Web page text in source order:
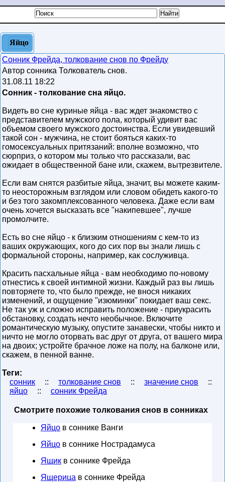
Яйцо
Сонник Фрейда, толкование снов по Фрейду
Автор сонника Толкователь снов.
31.08.11 18:22
Сонник - толкование сна яйцо.
Видеть во сне куриные яйца - вас ждет знакомство с
представителем мужского пола, который удивит вас
объемом своего мужского достоинства. Если увидевший
такой сон - мужчина, не стоит бояться каких-то
гомосексуальных притязаний: вполне возможно, что
сюрприз, о котором мы только что рассказали, вас
ожидает в общественной бане или, скажем, вытрезвителе.
Если вам снятся разбитые яйца, значит, вы можете каким-
то неосторожным взглядом или словом обидеть какого-то
и без того закомплексованного человека. Даже если вам
очень хочется высказать все "накипевшее", лучше
промолчите.
Есть во сне яйцо - к близким отношениям с кем-то из
ваших окружающих, кого до сих пор вы знали лишь с
формальной стороны, например, как сослуживца.
Красить пасхальные яйца - вам необходимо по-новому
отнестись к своей интимной жизни. Каждый раз вы лишь
повторяете то, что было прежде, не внося никаких
изменений, и ощущение "изюминки" покидает ваш секс.
Не так уж и сложно исправить положение - приукрасить
обстановку, создать нечто необычное. Включите
романтическую музыку, опустите занавески, чтобы никто и
ничто не могло оторвать вас друг от друга, от вашего мира
на двоих; устройте брачное ложе на полу, на балконе или,
скажем, в пенной ванне.
Теги:
сонник
:: толкование снов :: значение снов
::
яйцо
:: сонник Фрейда
Смотрите похожие толкования снов в сонниках
Яйцо в соннике Ванги
Яйцо в соннике Нострадамуса
Ящик в соннике Фрейда
Ящерица в соннике Фрейда